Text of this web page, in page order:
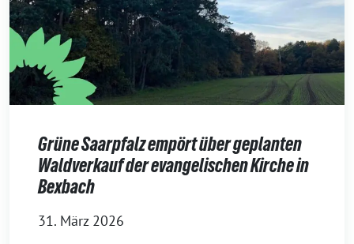
Grüne Saarpfalz empört über geplanten
Waldverkauf der evangelischen Kirche in
Bexbach
31. März 2026